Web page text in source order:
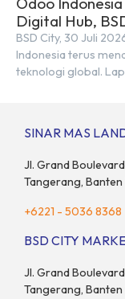
Digital Hub,
BSD City, 30 Juli
Indonesia terus
teknologi global.
sebesar 14%
SINAR MAS
Jl. Grand
Tangerang, Banten
+6221 - 5036 8368
BSD CITY
Jl. Grand
Tangerang, Banten